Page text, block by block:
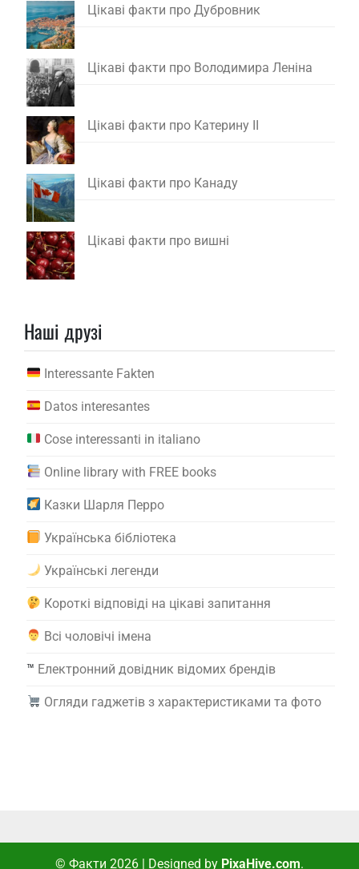
Цікаві факти про Дубровник
Цікаві факти про Володимира Леніна
Цікаві факти про Катерину II
Цікаві факти про Канаду
Цікаві факти про вишні
Наші друзі
Interessante Fakten
Datos interesantes
Cose interessanti in italiano
Online library with FREE books
Казки Шарля Перро
Українська бібліотека
Українські легенди
Короткі відповіді на цікаві запитання
Всі чоловічі імена
™️ Електронний довідник відомих брендів
Огляди гаджетів з характеристиками та фото
© Факти 2026 | Designed by PixaHive.com.